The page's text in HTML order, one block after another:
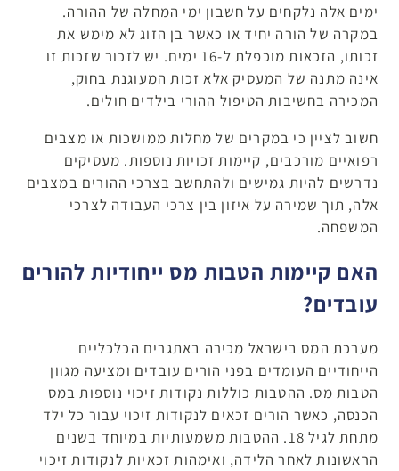
ימים אלה נלקחים על חשבון ימי המחלה של ההורה.
במקרה של הורה יחיד או כאשר בן הזוג לא מימש את
זכותו, הזכאות מוכפלת ל-16 ימים. יש לזכור שזכות זו
אינה מתנה של המעסיק אלא זכות המעוגנת בחוק,
המכירה בחשיבות הטיפול ההורי בילדים חולים.
חשוב לציין כי במקרים של מחלות ממושכות או מצבים
רפואיים מורכבים, קיימות זכויות נוספות. מעסיקים
נדרשים להיות גמישים ולהתחשב בצרכי ההורים במצבים
אלה, תוך שמירה על איזון בין צרכי העבודה לצרכי
המשפחה.
האם קיימות הטבות מס ייחודיות להורים
עובדים?
מערכת המס בישראל מכירה באתגרים הכלכליים
הייחודיים העומדים בפני הורים עובדים ומציעה מגוון
הטבות מס. ההטבות כוללות נקודות זיכוי נוספות במס
הכנסה, כאשר הורים זכאים לנקודות זיכוי עבור כל ילד
מתחת לגיל 18. ההטבות משמעותיות במיוחד בשנים
הראשונות לאחר הלידה, ואימהות זכאיות לנקודות זיכוי